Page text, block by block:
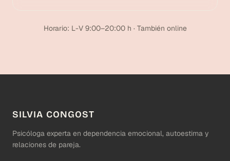
Horario: L-V 9:00–20:00 h · También online
SILVIA CONGOST
Psicóloga experta en dependencia emocional, autoestima y
relaciones de pareja.